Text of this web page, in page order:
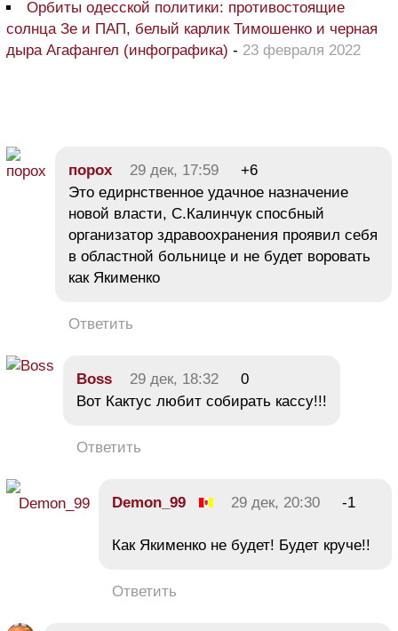
Орбиты одесской политики: противостоящие
солнца Зе и ПАП, белый карлик Тимошенко и черная
дыра Агафангел (инфографика) - 23 февраля 2022
порох 29 дек, 17:59
+6
Это едирнственное удачное назначение
новой власти, С.Калинчук спосбный
организатор здравоохранения проявил себя
в областной больнице и не будет воровать
как Якименко
Ответить
Boss 29 дек, 18:32
0
Вот Кактус любит собирать кассу!!!
Ответить
Demon_99 29 дек, 20:30 -1
Как Якименко не будет! Будет круче!!
Ответить